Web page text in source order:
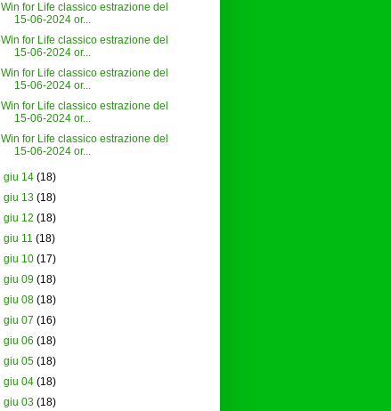
Win for Life classico estrazione del
15-06-2024 or...
Win for Life classico estrazione del
15-06-2024 or...
Win for Life classico estrazione del
15-06-2024 or...
Win for Life classico estrazione del
15-06-2024 or...
Win for Life classico estrazione del
15-06-2024 or...
giu 14 (18)
giu 13 (18)
giu 12 (18)
giu 11 (18)
giu 10 (17)
giu 09 (18)
giu 08 (18)
giu 07 (16)
giu 06 (18)
giu 05 (18)
giu 04 (18)
giu 03 (18)